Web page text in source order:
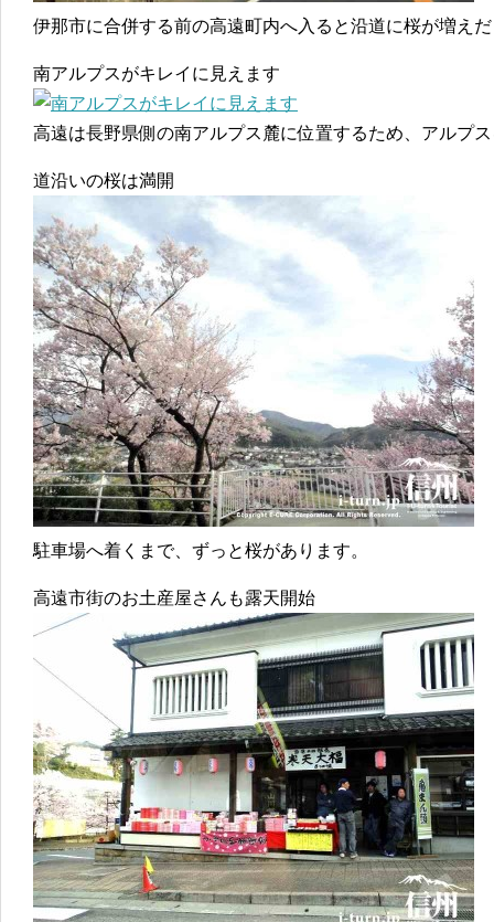
伊那市に合併する前の高遠町内へ入ると沿道に桜が増え
南アルプスがキレイに見えます
高遠は長野県側の南アルプス麓に位置するため、アルプ
道沿いの桜は満開
駐車場へ着くまで、ずっと桜があります。
高遠市街のお土産屋さんも露天開始